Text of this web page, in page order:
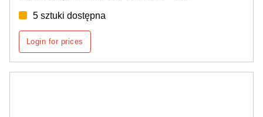
5 sztuki dostępna
Login for prices